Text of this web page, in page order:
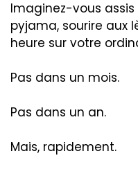
Imaginez-vous
pyjama, sourire aux
heure sur votre
Pas dans un mois.
Pas dans un an.
Mais, rapidement.